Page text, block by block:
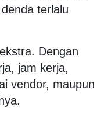
terlalu
Dengan
jam kerja,
vendor, maupun